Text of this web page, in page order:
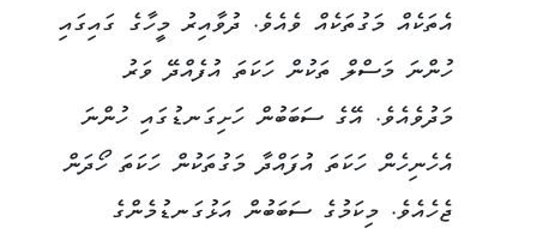
އެތަކެއް މަގުތަކެއް ވެއެވެ. ދުވާއިރު މީހާގެ ގައިގައި
ހުންނަ މަސްލް ތަކުން ހަކަތަ އުފެއްދޭ ވަރު
މަދުވެއެވެ. އޭގެ ސަބަބުން ހަށިގަނޑުގައި ހުންނަ
އެހެނިހެން ހަކަތަ އުފައްދާ މަގުތަކުން ހަކަތަ ހޯދަން
ޖެހެއެވެ. މިކަމުގެ ސަބަބުން އަޅުގަނޑުމެންގެ